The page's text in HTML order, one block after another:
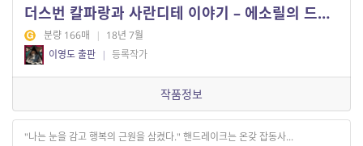
더스번 칼파랑과 사란디테 이야기 – 에소릴의 드래곤
분량 166매 | 18년 7월
이영도 출판 | 등록작가
작품정보
"나는 눈을 감고 행복의 근원을 삼켰다." 핸드레이크는 온갖 잡동사...